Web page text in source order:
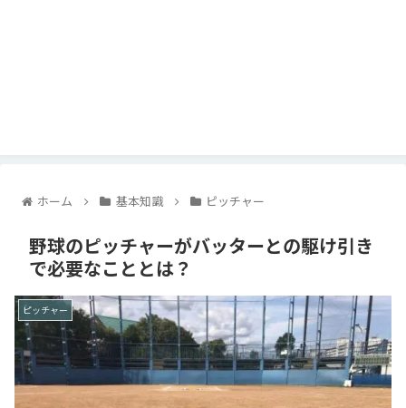
ホーム 基本知識 ピッチャー
野球のピッチャーがバッターとの駆け引き
で必要なこととは？
ピッチャー